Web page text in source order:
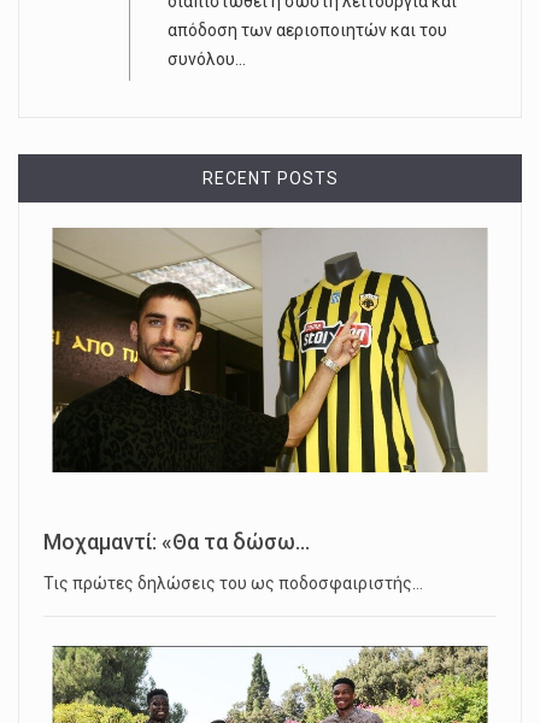
απόδοση των αεριοποιητών και του
συνόλου...
RECENT POSTS
Μοχαμαντί: «Θα τα δώσω...
Τις πρώτες δηλώσεις του ως ποδοσφαιριστής…